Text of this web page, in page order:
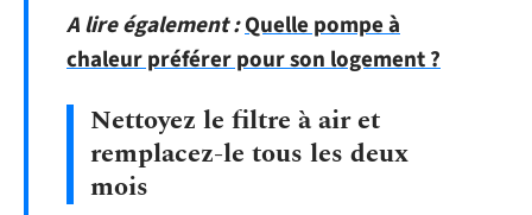
A lire également :Quelle pompe à
chaleur préférer pour son logement ?
Nettoyez le filtre à air et
remplacez-le tous les deux
mois